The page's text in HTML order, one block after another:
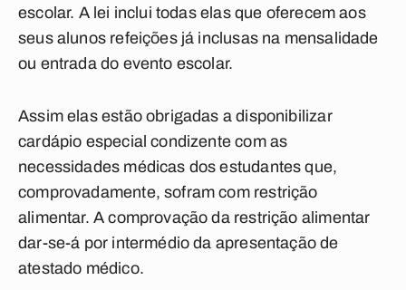
escolar. A lei inclui todas elas que oferecem aos
seus alunos refeições já inclusas na mensalidade
ou entrada do evento escolar.
Assim elas estão obrigadas a disponibilizar
cardápio especial condizente com as
necessidades médicas dos estudantes que,
comprovadamente, sofram com restrição
alimentar. A comprovação da restrição alimentar
dar-se-á por intermédio da apresentação de
atestado médico.